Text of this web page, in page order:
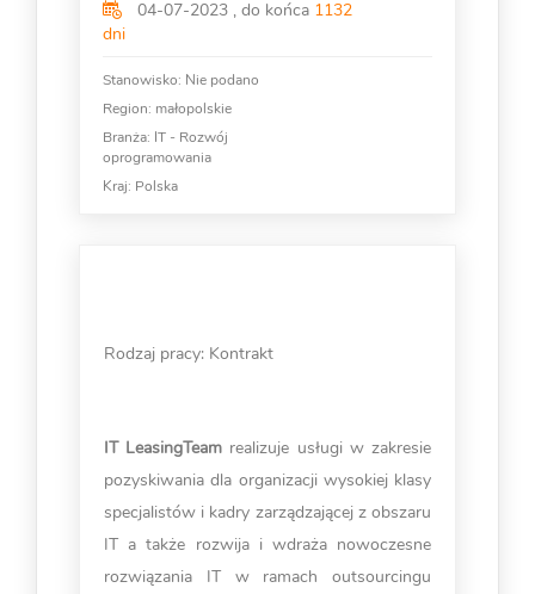
04-07-2023 , do końca 1132
dni
Stanowisko: Nie podano
Region: małopolskie
Branża: IT - Rozwój
oprogramowania
Kraj: Polska
Rodzaj pracy: Kontrakt
IT LeasingTeam realizuje usługi w zakresie
pozyskiwania dla organizacji wysokiej klasy
specjalistów i kadry zarządzającej z obszaru
IT a także rozwija i wdraża nowoczesne
rozwiązania IT w ramach outsourcingu